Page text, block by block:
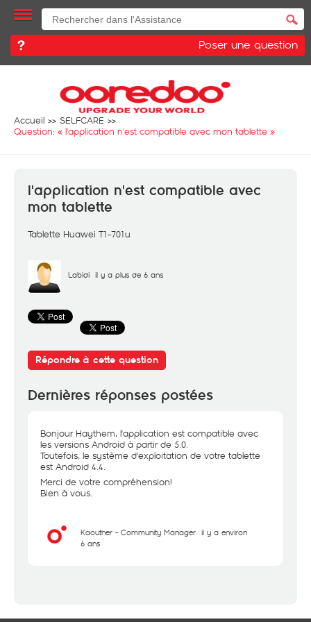
Poser une question
Accueil
SELFCARE
Question: « l'application n'est compatible avec mon tablette »
l'application n'est compatible avec
mon tablette
Tablette Huawei T1-701u
Labidi il y a plus de 6 ans
Répondre à cette question
Dernières réponses postées
Bonjour Haythem, l'application est compatible avec
les versions Android à partir de 5.0.
Toutefois, le système d'exploitation de votre tablette
est Android 4.4.
Merci de votre compréhension!
Bien à vous.
Kaouther - Community Manager il y a environ
6 ans